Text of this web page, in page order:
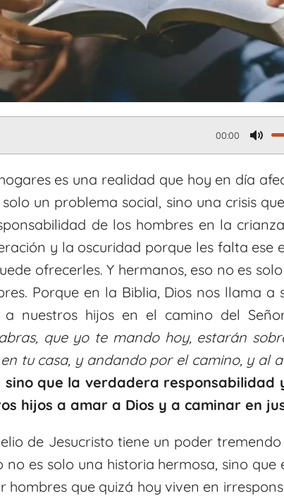
00:00
M
u
t
e
es una realidad que hoy en día
un problema social, sino una crisis
de los hombres en la
y la oscuridad porque les falta ese
ofrecerles. Y hermanos, eso no es
Porque en la Biblia, Dios nos llama a
a nuestros hijos en el camino del
que yo te mando hoy, estarán
tu casa, y andando por el camino, y al
que la verdadera responsabilidad
hijos a amar a Dios y a caminar en
de Jesucristo tiene un poder
no es solo una historia hermosa, sino
que quizá hoy viven en